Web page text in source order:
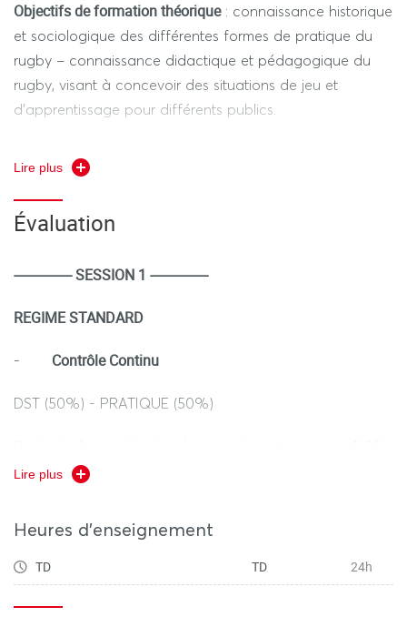
Objectifs de formation théorique: connaissance historique
et sociologique des différentes formes de pratique du
rugby – connaissance didactique et pédagogique du
rugby, visant à concevoir des situations de jeu et
d’apprentissage pour différents publics.
formation à la polyvalence et à la performance motrice.
2 – compétence professionnelle : conception, gestion et
évaluation des situations d’apprentissage et de jeu.
Lire plus
Évaluation
---------------- SESSION 1 ----------------
REGIME STANDARD
- Contrôle Continu
DST (50%) - PRATIQUE (50%)
REGIME DEROGATOIRE
Contrôle Continu
(selon le calendrier des épreuves
Lire plus
Heures d'enseignement
TD TD 24h